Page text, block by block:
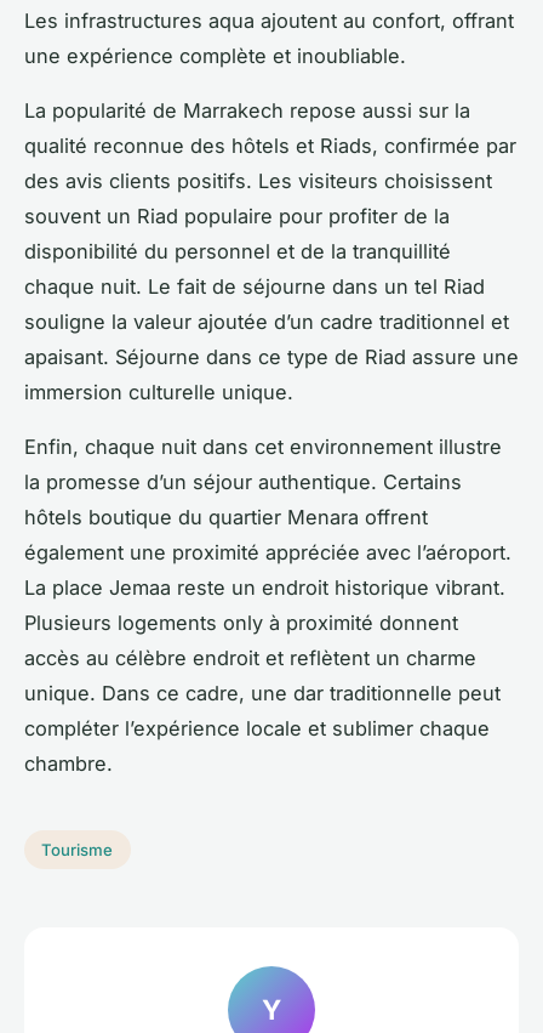
Les infrastructures aqua ajoutent au confort, offrant
une expérience complète et inoubliable.
La popularité de Marrakech repose aussi sur la
qualité reconnue des hôtels et Riads, confirmée par
des avis clients positifs. Les visiteurs choisissent
souvent un Riad populaire pour profiter de la
disponibilité du personnel et de la tranquillité
chaque nuit. Le fait de séjourne dans un tel Riad
souligne la valeur ajoutée d’un cadre traditionnel et
apaisant. Séjourne dans ce type de Riad assure une
immersion culturelle unique.
Enfin, chaque nuit dans cet environnement illustre
la promesse d’un séjour authentique. Certains
hôtels boutique du quartier Menara offrent
également une proximité appréciée avec l’aéroport.
La place Jemaa reste un endroit historique vibrant.
Plusieurs logements only à proximité donnent
accès au célèbre endroit et reflètent un charme
unique. Dans ce cadre, une dar traditionnelle peut
compléter l’expérience locale et sublimer chaque
chambre.
Tourisme
Y